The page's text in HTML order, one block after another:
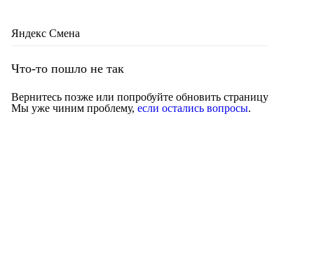
Яндекс Смена
Что-то пошло не так
Вернитесь позже или попробуйте обновить страницу
Мы уже чиним проблему, если остались вопросы.